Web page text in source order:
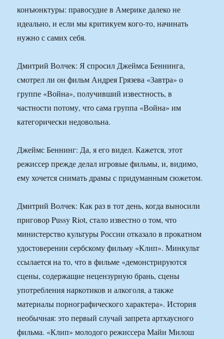
конъюнктуры: правосудие в Америке далеко не
идеально, и если мы критикуем кого-то, начинать
нужно с самих себя.
Дмитрий Волчек: Я спросил Джеймса Беннинга,
смотрел ли он фильм Андрея Грязева «Завтра» о
группе «Война», получивший известность, в
частности потому, что сама группа «Война» им
категорически недовольна.
Джеймс Беннинг: Да, я его видел. Кажется, этот
режиссер прежде делал игровые фильмы, и, видимо,
ему хочется снимать драмы с придуманным сюжетом.
Дмитрий Волчек: Как раз в тот день, когда выносили
приговор Pussy Riot, стало известно о том, что
министерство культуры России отказало в прокатном
удостоверении сербскому фильму «Клип». Минкульт
ссылается на то, что в фильме «демонстрируются
сцены, содержащие нецензурную брань, сцены
употребления наркотиков и алкоголя, а также
материалы порнографического характера». История
необычная: это первый случай запрета артхаусного
фильма. «Клип» молодого режиссера Майи Милош